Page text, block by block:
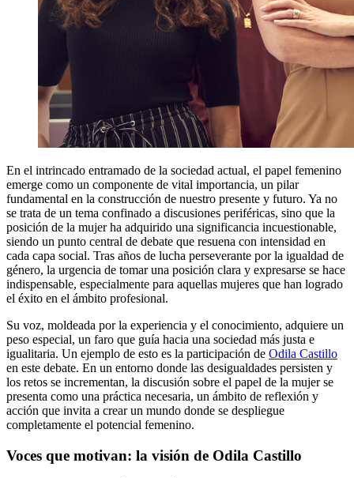
En el intrincado entramado de la sociedad actual, el papel femenino
emerge como un componente de vital importancia, un pilar
fundamental en la construcción de nuestro presente y futuro. Ya no
se trata de un tema confinado a discusiones periféricas, sino que la
posición de la mujer ha adquirido una significancia incuestionable,
siendo un punto central de debate que resuena con intensidad en
cada capa social. Tras años de lucha perseverante por la igualdad de
género, la urgencia de tomar una posición clara y expresarse se hace
indispensable, especialmente para aquellas mujeres que han logrado
el éxito en el ámbito profesional.
Su voz, moldeada por la experiencia y el conocimiento, adquiere un
peso especial, un faro que guía hacia una sociedad más justa e
igualitaria. Un ejemplo de esto es la participación de Odila Castillo
en este debate. En un entorno donde las desigualdades persisten y
los retos se incrementan, la discusión sobre el papel de la mujer se
presenta como una práctica necesaria, un ámbito de reflexión y
acción que invita a crear un mundo donde se despliegue
completamente el potencial femenino.
Voces que motivan: la visión de Odila Castillo